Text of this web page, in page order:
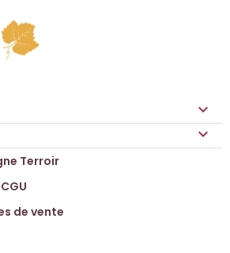


Terroir
de vente